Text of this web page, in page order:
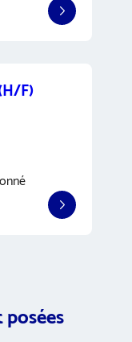
F)